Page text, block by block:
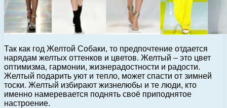
Так как год Желтой Собаки, то предпочтение отдается
нарядам желтых оттенков и цветов. Желтый – это цвет
оптимизма, гармонии, жизнерадостности и радости.
Желтый подарить уют и тепло, может спасти от зимней
тоски. Желтый избирают жизнелюбы и те люди, кто
именно намеревается поднять своё приподнятое
настроение.